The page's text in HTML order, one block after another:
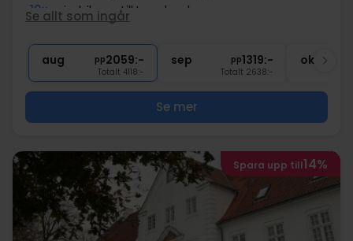
10x min. bilresa till Legoland
1 välkomstdrink
∞ Gratis internet och parkering
Se allt som ingår
aug pp2059:-
Totalt 4118:-
sep pp1319:-
Totalt 2638:-
okt
Se mer
Spara upp till14%